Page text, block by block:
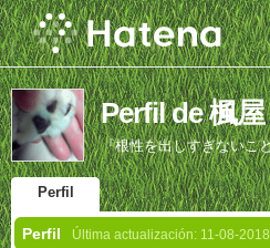
Perfil de 楓屋
『根性を出しすぎないこ
Perfil
Perfil Última actualización: 11-08-2018